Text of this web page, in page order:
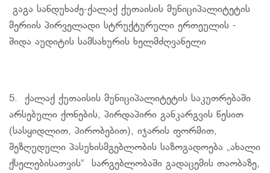
გაგა სანდუხაძე-ქალაქ ქუთაისის მუნიციპალიტეტის
მერიის პირველადი სტრუქტურული ერთეულის -
შიდა აუდიტის სამსახურის ხელმძღვანელი
5. ქალაქ ქუთაისის მუნიციპალიტეტის საკუთრებაში
არსებული ქონების, პირდაპირი განკარგვის წესით
(სასყიდლით, პირობებით), იჯარის ფორმით,
შეზღუდული პასუხისმგებლობის საზოგადოება „ახალი
ქსელებისათვის“ სარგებლობაში გადაცემის თაობაზე,